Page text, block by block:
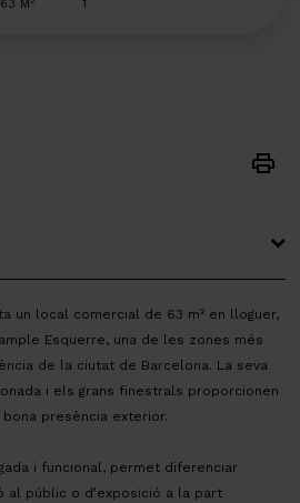
un local comercial de 63 m² en lloguer,
Esquerre, una de les zones més
de la ciutat de Barcelona. La seva
i els grans finestrals proporcionen
presència exterior.
i funcional, permet diferenciar
al públic o d’exposició a la part
63 M 1